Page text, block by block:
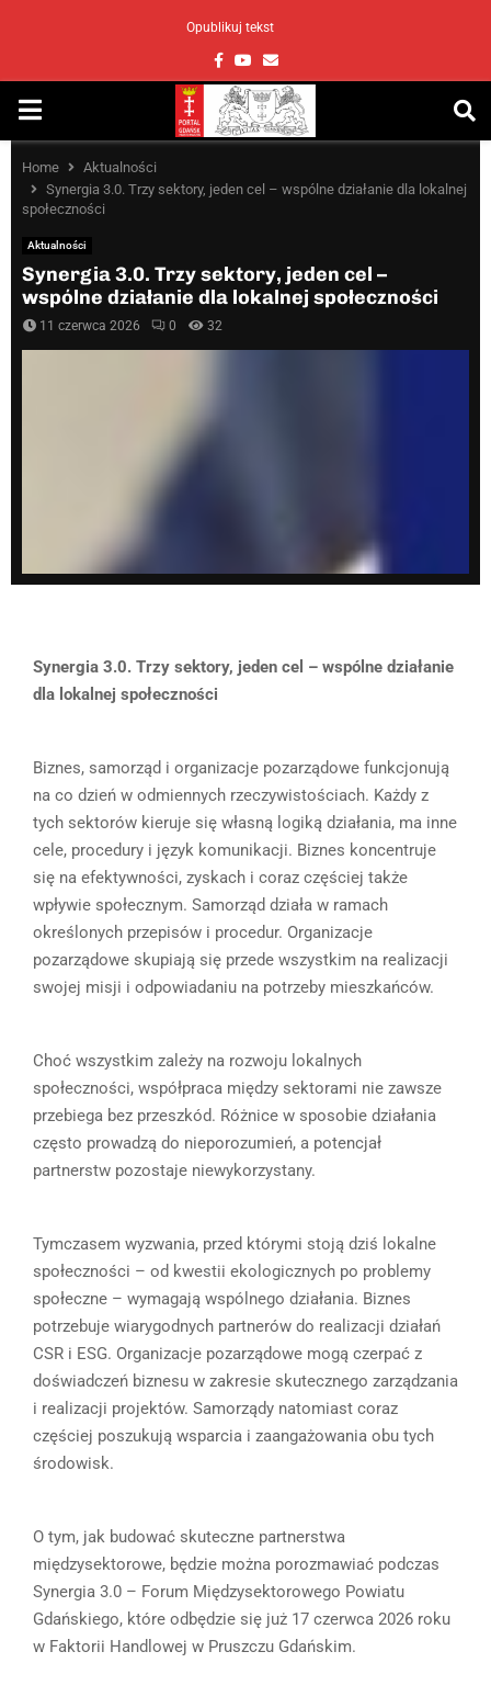
Opublikuj tekst
Facebook
Youtube
Email
PRIMARY
MENU
Home
Aktualności
Synergia 3.0. Trzy sektory, jeden cel – wspólne działanie dla lokalnej
społeczności
Aktualności
Synergia 3.0. Trzy sektory, jeden cel –
wspólne działanie dla lokalnej społeczności
11 czerwca 2026 0 32
Synergia 3.0. Trzy sektory, jeden cel – wspólne działanie
dla lokalnej społeczności
Biznes, samorząd i organizacje pozarządowe funkcjonują
na co dzień w odmiennych rzeczywistościach. Każdy z
tych sektorów kieruje się własną logiką działania, ma inne
cele, procedury i język komunikacji. Biznes koncentruje
się na efektywności, zyskach i coraz częściej także
wpływie społecznym. Samorząd działa w ramach
określonych przepisów i procedur. Organizacje
pozarządowe skupiają się przede wszystkim na realizacji
swojej misji i odpowiadaniu na potrzeby mieszkańców.
Choć wszystkim zależy na rozwoju lokalnych
społeczności, współpraca między sektorami nie zawsze
przebiega bez przeszkód. Różnice w sposobie działania
często prowadzą do nieporozumień, a potencjał
partnerstw pozostaje niewykorzystany.
Tymczasem wyzwania, przed którymi stoją dziś lokalne
społeczności – od kwestii ekologicznych po problemy
społeczne – wymagają wspólnego działania. Biznes
potrzebuje wiarygodnych partnerów do realizacji działań
CSR i ESG. Organizacje pozarządowe mogą czerpać z
doświadczeń biznesu w zakresie skutecznego zarządzania
i realizacji projektów. Samorządy natomiast coraz
częściej poszukują wsparcia i zaangażowania obu tych
środowisk.
O tym, jak budować skuteczne partnerstwa
międzysektorowe, będzie można porozmawiać podczas
Synergia 3.0 – Forum Międzysektorowego Powiatu
Gdańskiego, które odbędzie się już 17 czerwca 2026 roku
w Faktorii Handlowej w Pruszczu Gdańskim.